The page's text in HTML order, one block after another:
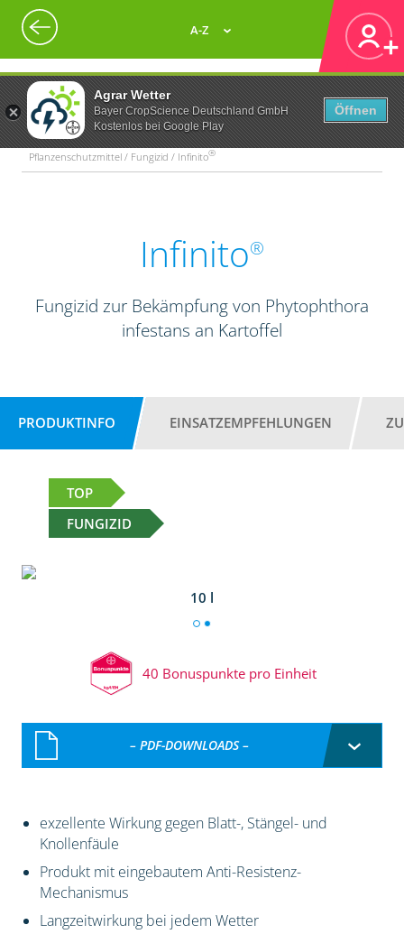
Agrar Wetter
Bayer CropScience Deutschland GmbH
Kostenlos bei Google Play
Öffnen
A-Z
Pflanzenschutzmittel / Fungizid / Infinito®
Infinito®
Fungizid zur Bekämpfung von Phytophthora
infestans an Kartoffel
PRODUKTINFO EINSATZEMPFEHLUNGEN
TOP
FUNGIZID
10 l
40 Bonuspunkte pro Einheit
– PDF-DOWNLOADS –
exzellente Wirkung gegen Blatt-, Stängel- und
Knollenfäule
Produkt mit eingebautem Anti-Resistenz-
Mechanismus
Langzeitwirkung bei jedem Wetter